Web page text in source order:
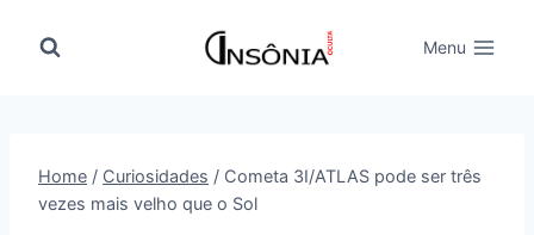
para
Menu
Home / Curiosidades / Cometa 3I/ATLAS pode ser três
vezes mais velho que o Sol